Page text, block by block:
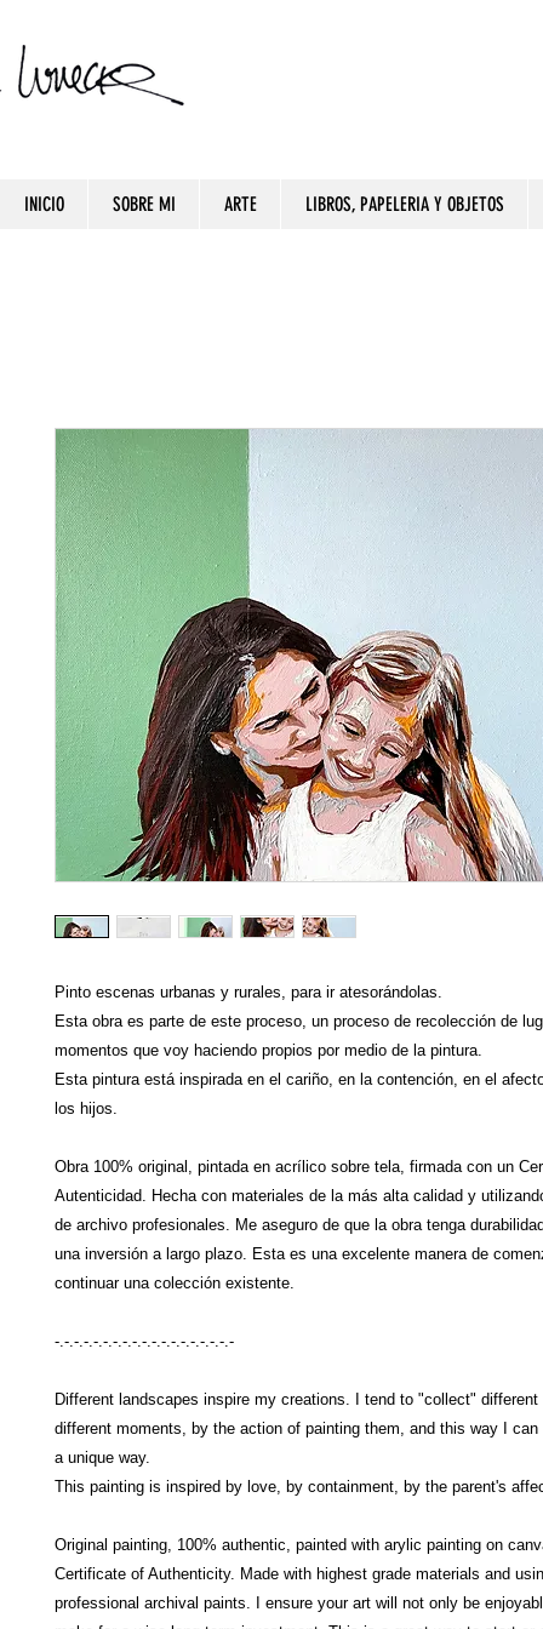
INICIO SOBRE MI ARTE LIBROS, PAPELERIA Y OBJETOS
Pinto escenas urbanas y rurales, para ir atesorándolas.
Esta obra es parte de este proceso, un proceso de recolección de
momentos que voy haciendo propios por medio de la pintura.
Esta pintura está inspirada en el cariño, en la contención, en el
los hijos.
Obra 100% original, pintada en acrílico sobre tela, firmada con un
Autenticidad. Hecha con materiales de la más alta calidad y
de archivo profesionales. Me aseguro de que la obra tenga
una inversión a largo plazo. Esta es una excelente manera de
continuar una colección existente.
-.-.-.-.-.-.-.-.-.-.-.-.-.-.-.-.-.-.-
Different landscapes inspire my creations. I tend to "collect" different
different moments, by the action of painting them, and this way I can
a unique way.
This painting is inspired by love, by containment, by the parent's
Original painting, 100% authentic, painted with arylic painting on
Certificate of Authenticity. Made with highest grade materials and
professional archival paints. I ensure your art will not only be